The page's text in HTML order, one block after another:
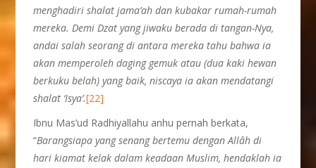
menghadiri shalat jama’ah dan kubakar rumah-rumah
mereka. Demi Dzat yang jiwaku berada di tangan-Nya,
andai salah seorang di antara mereka tahu bahwa ia
akan memperoleh daging gemuk atau (dua kaki hewan
berkuku belah) yang baik, niscaya ia akan mendatangi
shalat ‘Isya’.[22]
Ibnu Mas’ud Radhiyallahu anhu pernah berkata,
“Barangsiapa yang senang bertemu dengan Allâh di
hari kiamat kelak dalam keadaan Muslim, hendaklah ia